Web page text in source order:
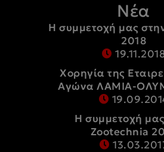
Νέα
Η συμμετοχή μας
2018
Χορηγία της
Αγώνα ΛΑΜΙΑ-
Η συμμετοχή
Zootechnia